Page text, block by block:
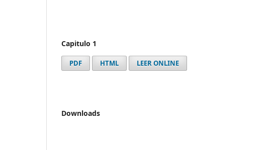
Capitulo 1
PDF HTML LEER ONLINE
Downloads